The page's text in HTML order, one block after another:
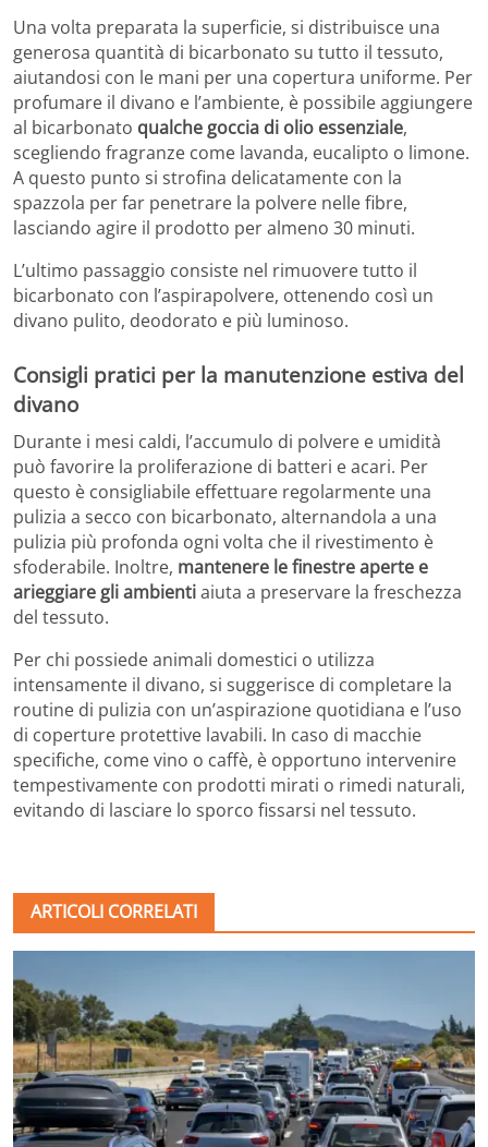
Una volta preparata la superficie, si distribuisce una
generosa quantità di bicarbonato su tutto il tessuto,
aiutandosi con le mani per una copertura uniforme. Per
profumare il divano e l’ambiente, è possibile aggiungere
al bicarbonato qualche goccia di olio essenziale,
scegliendo fragranze come lavanda, eucalipto o limone.
A questo punto si strofina delicatamente con la
spazzola per far penetrare la polvere nelle fibre,
lasciando agire il prodotto per almeno 30 minuti.
L’ultimo passaggio consiste nel rimuovere tutto il
bicarbonato con l’aspirapolvere, ottenendo così un
divano pulito, deodorato e più luminoso.
Consigli pratici per la manutenzione estiva del
divano
Durante i mesi caldi, l’accumulo di polvere e umidità
può favorire la proliferazione di batteri e acari. Per
questo è consigliabile effettuare regolarmente una
pulizia a secco con bicarbonato, alternandola a una
pulizia più profonda ogni volta che il rivestimento è
sfoderabile. Inoltre, mantenere le finestre aperte e
arieggiare gli ambientiaiuta a preservare la freschezza
del tessuto.
Per chi possiede animali domestici o utilizza
intensamente il divano, si suggerisce di completare la
routine di pulizia con un’aspirazione quotidiana e l’uso
di coperture protettive lavabili. In caso di macchie
specifiche, come vino o caffè, è opportuno intervenire
tempestivamente con prodotti mirati o rimedi naturali,
evitando di lasciare lo sporco fissarsi nel tessuto.
ARTICOLI CORRELATI